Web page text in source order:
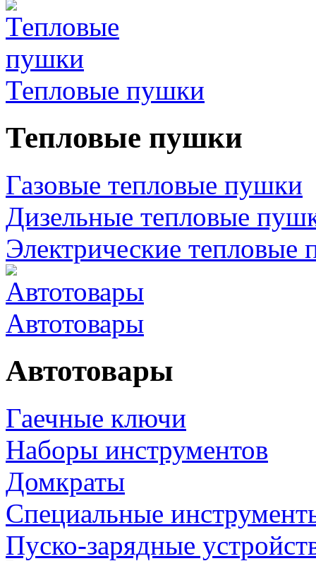
Тепловые пушки
Тепловые пушки
Газовые тепловые пушки
Дизельные тепловые
Электрические тепловые
Автотовары
Автотовары
Гаечные ключи
Наборы инструментов
Домкраты
Специальные
Пуско-зарядные